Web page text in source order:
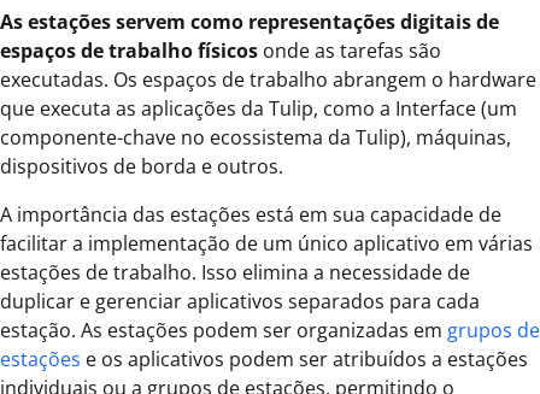
As estações servem como representações digitais de
espaços de trabalho físicos onde as tarefas são
executadas. Os espaços de trabalho abrangem o hardware
que executa as aplicações da Tulip, como a Interface (um
componente-chave no ecossistema da Tulip), máquinas,
dispositivos de borda e outros.
A importância das estações está em sua capacidade de
facilitar a implementação de um único aplicativo em várias
estações de trabalho. Isso elimina a necessidade de
duplicar e gerenciar aplicativos separados para cada
estação. As estações podem ser organizadas em grupos de
estações e os aplicativos podem ser atribuídos a estações
individuais ou a grupos de estações, permitindo o